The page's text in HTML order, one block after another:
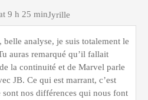
Jyrille
9 h 25 min
analyse, je suis totalement le
auras remarqué qu’il fallait
la continuité et de Marvel parle
JB. Ce qui est marrant, c’est
sont nos différences qui nous font